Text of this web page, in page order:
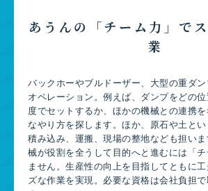
あうんの「チーム力」で
業
バックホーやブルドーザー、大型の重ダ
オペレーション。例えば、ダンプをどの
度でセットするか、ほかの機械との連携
なやり方を探します。ほか、原石や土とい
積み込み、運搬、現場の整地なども担い
械が役割を全うして目的へと進むには「
ません。生産性の向上を目指してともに
ズな作業を実現。必要な資格は会社負担